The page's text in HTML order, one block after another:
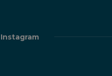
Instagram